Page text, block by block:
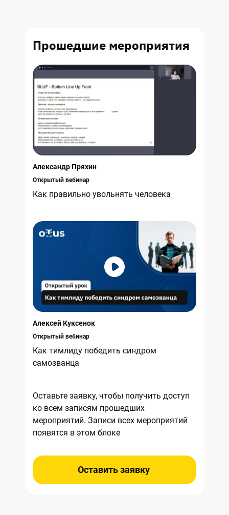
Прошедшие мероприятия
Александр Пряхин
Открытый вебинар
Как правильно увольнять человека
Алексей Куксенок
Открытый вебинар
Как тимлиду победить синдром
самозванца
Оставьте заявку, чтобы получить доступ
ко всем записям прошедших
мероприятий. Записи всех мероприятий
появятся в этом блоке
Оставить заявку